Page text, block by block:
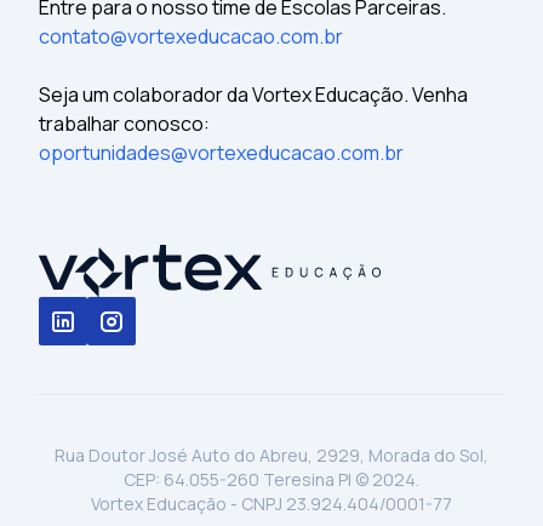
Entre para o nosso time de Escolas Parceiras.
contato@vortexeducacao.com.br
Seja um colaborador da Vortex Educação. Venha
trabalhar conosco:
oportunidades@vortexeducacao.com.br
Rua Doutor José Auto do Abreu, 2929, Morada do Sol,
CEP: 64.055-260 Teresina PI © 2024.
Vortex Educação - CNPJ 23.924.404/0001-77